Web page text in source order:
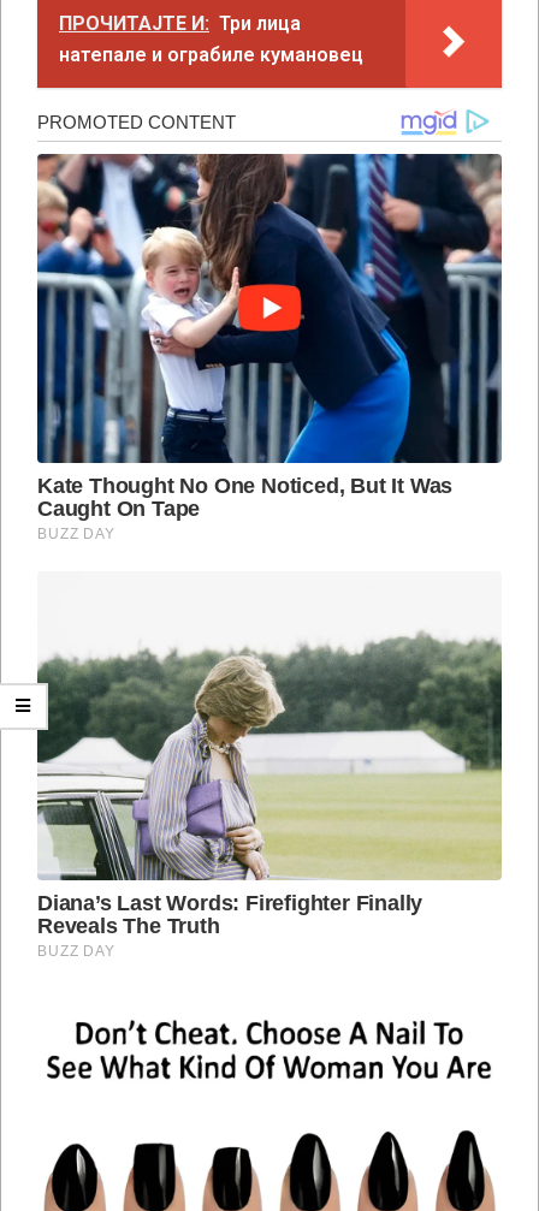
ПРОЧИТАЈТЕ И: Три лица
натепале и ограбиле кумановец